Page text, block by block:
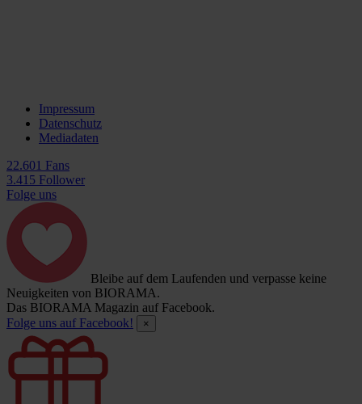
Impressum
Datenschutz
Mediadaten
22.601 Fans
3.415 Follower
Folge uns
Bleibe auf dem Laufenden und verpasse keine
Neuigkeiten von BIORAMA.
Das BIORAMA Magazin auf Facebook.
Folge uns auf Facebook!
×